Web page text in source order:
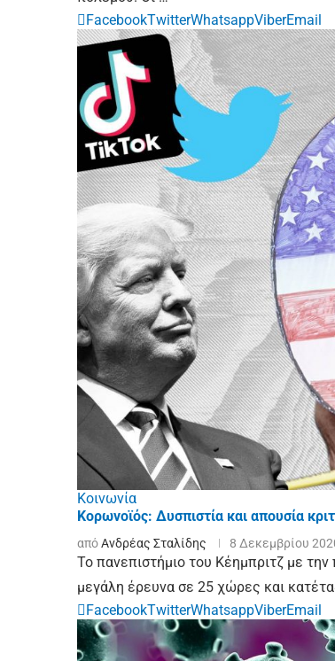
FacebookTwitterWhatsappViberEmail
Κοινωνία
Κορωνοϊός: Δυσπιστία και απουσία
απόΑνδρέας Σταλίδης 8 Δεκεμβρίου
Το πανεπιστήμιο του Κέημπριτζ με
μεγάλη έρευνα σε 25 χώρες και
FacebookTwitterWhatsappViberEmail